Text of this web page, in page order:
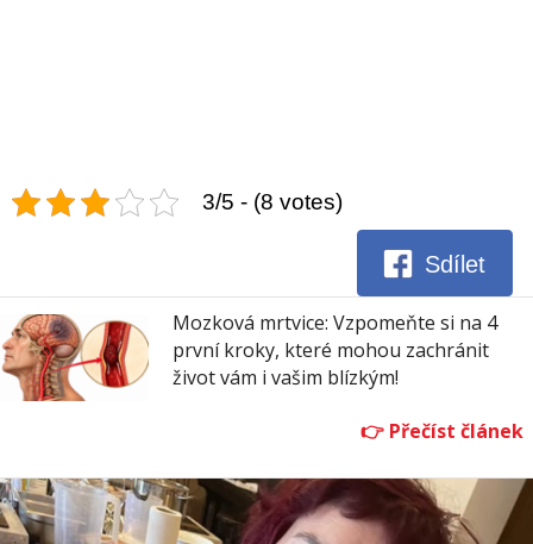
3/5 - (8 votes)
Sdílet
Mozková mrtvice: Vzpomeňte si na 4
první kroky, které mohou zachránit
život vám i vašim blízkým!